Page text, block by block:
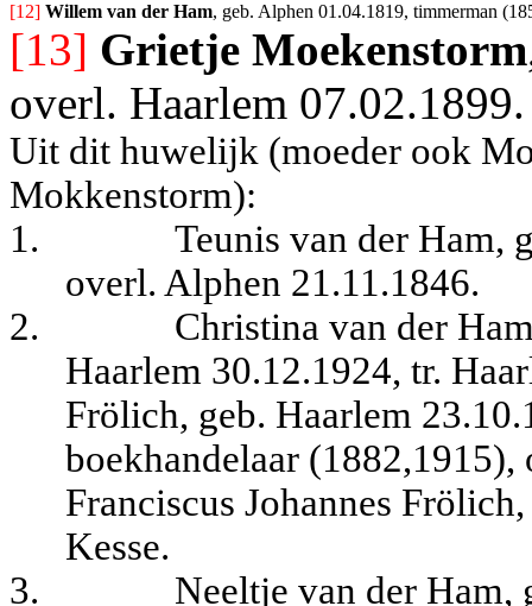
[12] Willem van der Ham, geb. Alphen 01.04.1819, timmerman
[13] Grietje Moekenstorm
overl. Haarlem 07.02.1899.
Uit dit huwelijk (moeder ook
Mokkenstorm):
1.
Teunis van der Ham,
overl. Alphen 21.11.1846.
2.
Christina van der
Haarlem 30.12.1924, tr.
Frölich, geb. Haarlem
boekhandelaar
Franciscus Johannes
Kesse.
3.
Neeltje van der Ham,